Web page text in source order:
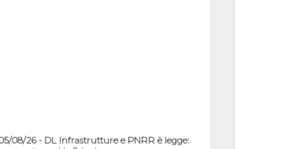
oggi la fiducia...